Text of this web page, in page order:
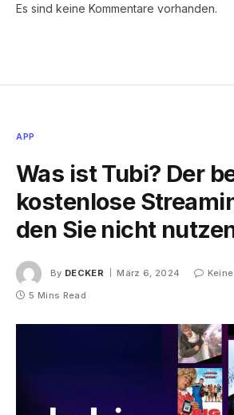
Es sind keine Kommentare vorhanden.
APP
Was ist Tubi? Der
kostenlose
den Sie nicht
By DECKER März 6, 2024
5 Mins Read